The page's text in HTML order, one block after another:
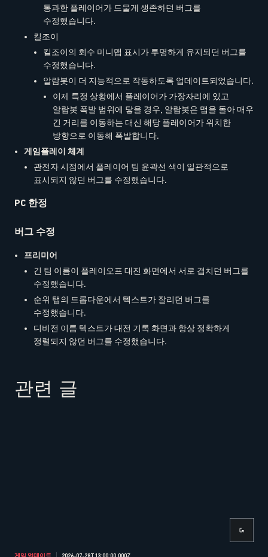
통과한 플레이어가 드물게 생존하던 버그를
수정했습니다.
킬조이
킬조이의 회수 미니맵 표시가 투명하게 유지되던 버그를
수정했습니다.
알람봇이 더 지능적으로 작동하도록 업데이트되었습니다.
이제 특정 상황에서 플레이어가 가장자리에 있고
알람봇 폭발 범위에 닿을 경우, 알람봇은 맵을 돌아 매우
긴 거리를 이동하는 대신 해당 플레이어가 위치한
방향으로 이동해 폭발합니다.
게임플레이 체계
관전자 시점에서 플레이어 팀 윤곽선 색이 일관적으로
표시되지 않던 버그를 수정했습니다.
PC 한정
버그 수정
프리미어
긴 팀 이름이 플레이오프 대진 화면에서 서로 겹치던 버그를
수정했습니다.
순위 탭의 드롭다운에서 텍스트가 잘리던 버그를
수정했습니다.
디비전 이름 텍스트가 대전 기록 화면과 항상 정확하게
정렬되지 않던 버그를 수정했습니다.
관련 글
게임 업데이트 2026-07-28T13:00:00.000Z